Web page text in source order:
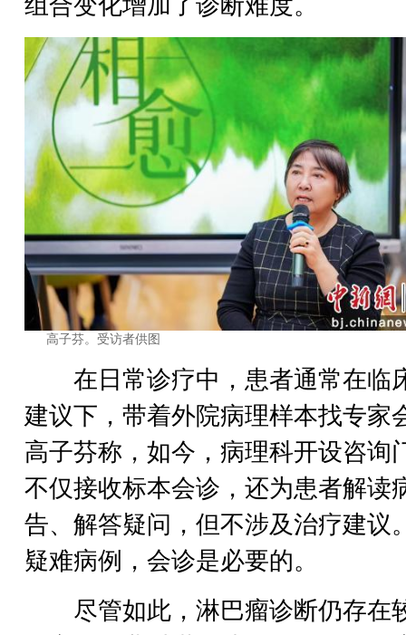
组合变化增加了诊断难度。
高子芬。受访者供图
在日常诊疗中，患者通常在临
建议下，带着外院病理样本找专家
高子芬称，如今，病理科开设咨询
不仅接收标本会诊，还为患者解读
告、解答疑问，但不涉及治疗建议
疑难病例，会诊是必要的。
尽管如此，淋巴瘤诊断仍存在